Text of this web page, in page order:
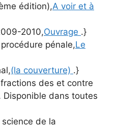
édition),A voir et à
2010,Ouvrage .}
pénale,Le
(la couverture) .}
des et contre
Disponible dans toutes
science de la